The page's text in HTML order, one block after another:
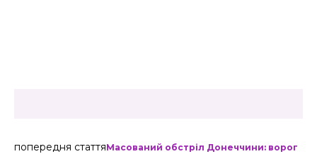
попередня статтяМасований обстріл Донеччини: ворог